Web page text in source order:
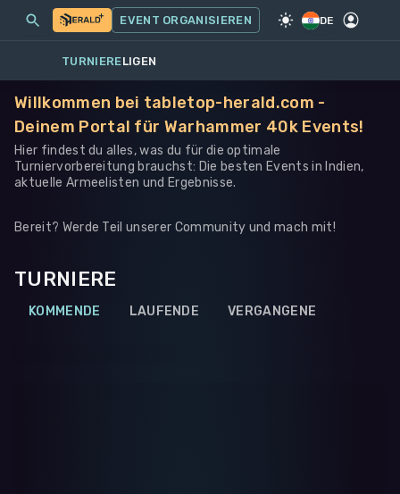
SPIEL·WARHAMMER 40K
MEINE EVENTS MEHR
EVENT ORGANISIEREN DE
TURNIERELIGEN
Willkommen bei tabletop-herald.com -
Deinem Portal für Warhammer 40k Events!
Hier findest du alles, was du für die optimale
Turniervorbereitung brauchst: Die besten Events in Indien,
aktuelle Armeelisten und Ergebnisse.
Bereit? Werde Teil unserer Community und mach mit!
TURNIERE
KOMMENDE LAUFENDE VERGANGENE